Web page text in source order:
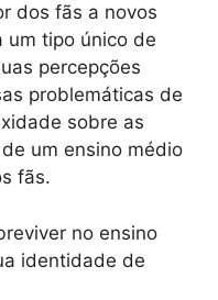
dos fãs a novos
um tipo único de
percepções
problemáticas de
sobre as
um ensino médio
fãs.
no ensino
identidade de